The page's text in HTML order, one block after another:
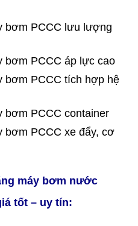
bơm PCCC lưu lượng
bơm PCCC áp lực cao
bơm PCCC tích hợp hệ
bơm PCCC container
bơm PCCC xe đẩy, cơ
máy bơm nước
tốt – uy tín: